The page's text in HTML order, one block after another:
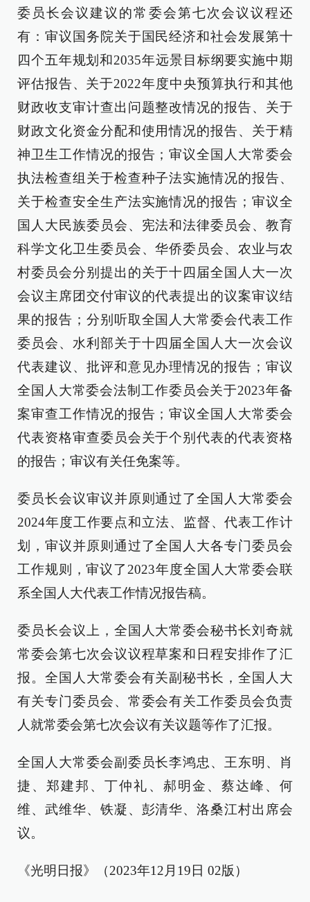
委员长会议建议的常委会第七次会议议程还
有：审议国务院关于国民经济和社会发展第十
四个五年规划和2035年远景目标纲要实施中期
评估报告、关于2022年度中央预算执行和其他
财政收支审计查出问题整改情况的报告、关于
财政文化资金分配和使用情况的报告、关于精
神卫生工作情况的报告；审议全国人大常委会
执法检查组关于检查种子法实施情况的报告、
关于检查安全生产法实施情况的报告；审议全
国人大民族委员会、宪法和法律委员会、教育
科学文化卫生委员会、华侨委员会、农业与农
村委员会分别提出的关于十四届全国人大一次
会议主席团交付审议的代表提出的议案审议结
果的报告；分别听取全国人大常委会代表工作
委员会、水利部关于十四届全国人大一次会议
代表建议、批评和意见办理情况的报告；审议
全国人大常委会法制工作委员会关于2023年备
案审查工作情况的报告；审议全国人大常委会
代表资格审查委员会关于个别代表的代表资格
的报告；审议有关任免案等。
委员长会议审议并原则通过了全国人大常委会
2024年度工作要点和立法、监督、代表工作计
划，审议并原则通过了全国人大各专门委员会
工作规则，审议了2023年度全国人大常委会联
系全国人大代表工作情况报告稿。
委员长会议上，全国人大常委会秘书长刘奇就
常委会第七次会议议程草案和日程安排作了汇
报。全国人大常委会有关副秘书长，全国人大
有关专门委员会、常委会有关工作委员会负责
人就常委会第七次会议有关议题等作了汇报。
全国人大常委会副委员长李鸿忠、王东明、肖
捷、郑建邦、丁仲礼、郝明金、蔡达峰、何
维、武维华、铁凝、彭清华、洛桑江村出席会
议。
《光明日报》（2023年12月19日 02版）